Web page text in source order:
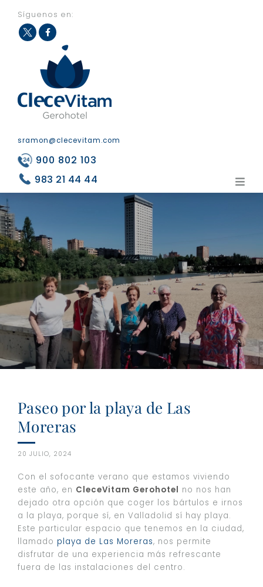
Síguenos en:
eb
ook
sramon@clecevitam.com
900 802 103
983 21 44 44
Paseo por la playa de Las
Moreras
20 JULIO, 2024
Con el sofocante verano que estamos viviendo
este año, en CleceVitam Gerohotel no nos han
dejado otra opción que coger los bártulos e irnos
a la playa, porque sí, en Valladolid sí hay playa.
Este particular espacio que tenemos en la ciudad,
llamado playa de Las Moreras, nos permite
disfrutar de una experiencia más refrescante
fuera de las instalaciones del centro.